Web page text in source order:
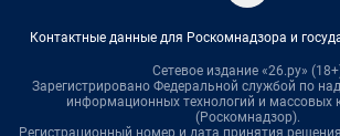
Контактные данные для Роскомнадзора и
Сетевое издание «26.ру»
Зарегистрировано Федеральной службой по
информационных технологий и массовых
(Роскомнадзор).
Регистрационный номер и дата принятия